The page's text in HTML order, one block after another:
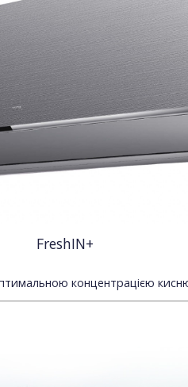
FreshIN+
концентрацією